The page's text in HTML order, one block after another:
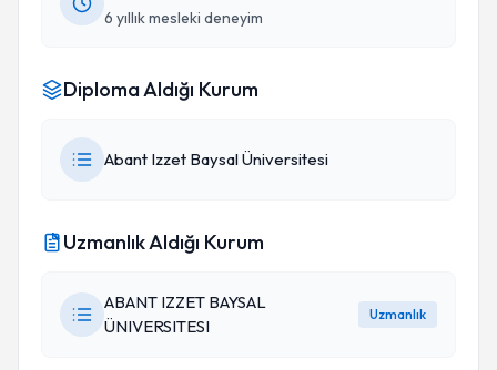
Bundan sonra tek adresimiz sizsiniz. İyiki sizi
6 yıllık mesleki deneyim
Diploma Aldığı Kurum
Abant Izzet Baysal Üniversitesi
Uzmanlık Aldığı Kurum
ABANT IZZET BAYSAL
ÜNIVERSITESI
Uzmanlık